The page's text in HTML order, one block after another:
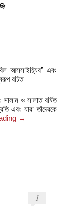
আসসাইয়্যিব” এবং
রচিত
ও সালাত বর্ষিত
এবং যারা তাঁদেরকে
→
1